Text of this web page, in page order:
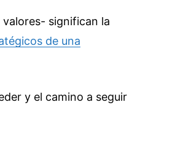
significan la
de una
y el camino a seguir